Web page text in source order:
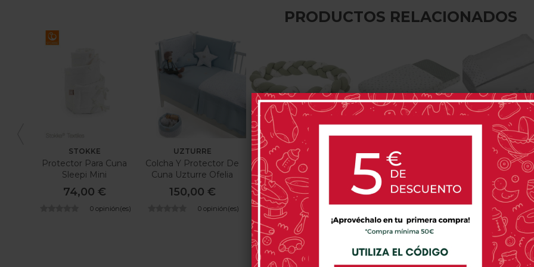
PRODUCTOS RELACIONADOS
STOKKE
Protector Para Cuna
Sleepi Mini
74,00 €
0 opinión(es)
UZTURRE
Colcha Y Protector De
Cuna Uzturre Ofelia
150,00 €
0 opinión(es)
BIMBIDREAMS
Bimbidreams Trex
Protector De Cuna De
Trenza
79,80 €
CAMBRASS
Saco De Minicuna I/V
Cambrass Calma Verde
49.5X83.5X2 Cm
59,90 €
Juego De
Piezas Para
Sleeping De
33,00
0